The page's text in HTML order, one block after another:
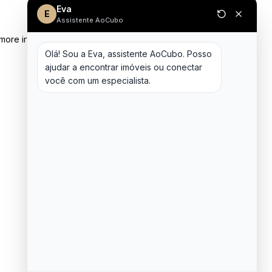
information)
E Eva
Assistente AoCubo
Olá! Sou a Eva, assistente AoCubo. Posso
ajudar a encontrar imóveis ou conectar
você com um especialista.